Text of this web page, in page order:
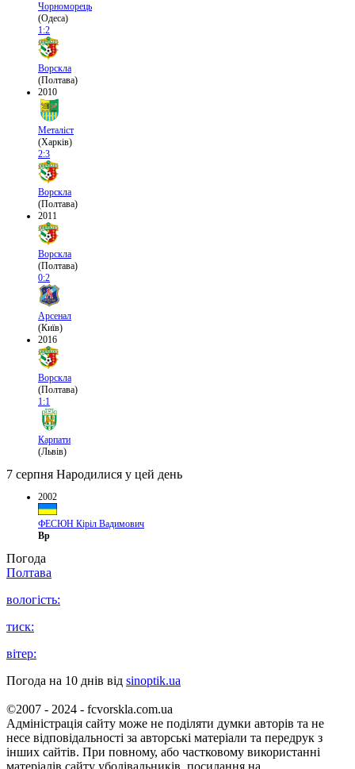
Чорноморець
(Одеса)
1:2
Ворскла
(Полтава)
2010
Металіст
(Харків)
2:3
Ворскла
(Полтава)
2011
Ворскла
(Полтава)
0:2
Арсенал
(Київ)
2016
Ворскла
(Полтава)
1:1
Карпати
(Львів)
7 серпня Народилися у цей день
2002
ФЕСЮН Кіріл Вадимович
Вр
Погода
Полтава
вологість:
тиск:
вітер:
Погода на 10 днів від sinoptik.ua
©2007 - 2024 - fcvorskla.com.ua
Адміністрація сайту може не поділяти думки авторів та не
несе відповідальності за авторські матеріали та передрук з
інших сайтів. При повному, або частковому використанні
матеріалів сайту уболівальників, посилання на